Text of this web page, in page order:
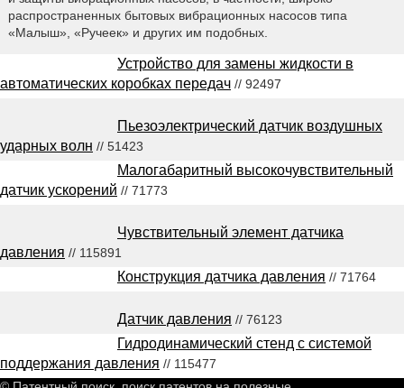
распространенных бытовых вибрационных насосов типа
«Малыш», «Ручеек» и других им подобных.
Устройство для замены жидкости в
автоматических коробках передач // 92497
Пьезоэлектрический датчик воздушных
ударных волн // 51423
Малогабаритный высокочувствительный
датчик ускорений // 71773
Чувствительный элемент датчика
давления // 115891
Конструкция датчика давления // 71764
Датчик давления // 76123
Гидродинамический стенд с системой
поддержания давления // 115477